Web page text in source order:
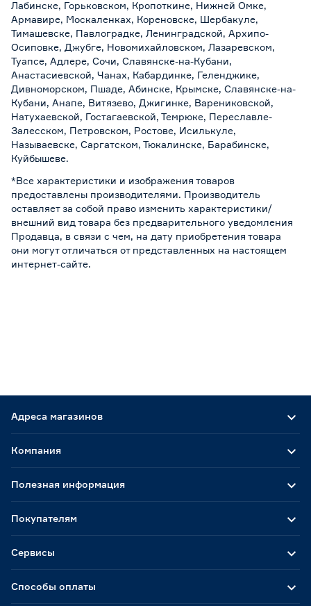
Лабинске, Горьковском, Кропоткине, Нижней Омке,
Армавире, Москаленках, Кореновске, Шербакуле,
Тимашевске, Павлоградке, Ленинградской, Архипо-
Осиповке, Джубге, Новомихайловском, Лазаревском,
Туапсе, Адлере, Сочи, Славянске-на-Кубани,
Анастасиевской, Чанах, Кабардинке, Геленджике,
Дивноморском, Пшаде, Абинске, Крымске, Славянске-на-
Кубани, Анапе, Витязево, Джигинке, Варениковской,
Натухаевской, Гостагаевской, Темрюке, Переславле-
Залесском, Петровском, Ростове, Исилькуле,
Называевске, Саргатском, Тюкалинске, Барабинске,
Куйбышеве.
*Все характеристики и изображения товаров
предоставлены производителями. Производитель
оставляет за собой право изменить характеристики/
внешний вид товара без предварительного уведомления
Продавца, в связи с чем, на дату приобретения товара
они могут отличаться от представленных на настоящем
интернет-сайте.
Адреса магазинов
Способы оплаты
Компания
Полезная информация
Покупателям
Сервисы